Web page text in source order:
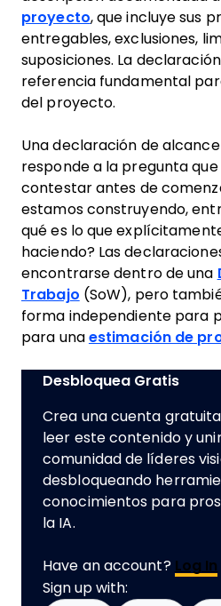
proyecto, que incluye sus
entregables, exclusiones,
suposiciones. La
referencia fundamental
del proyecto.
Una declaración de
responde a la pregunta
contestar antes de
estamos construyendo,
qué es lo que
haciendo? Las
encontrarse dentro de una
Trabajo (SoW), pero
forma independiente para
para una estimación de
Desbloquea Gratis
Crea una cuenta
leer este contenido y
comunidad de líderes
desbloqueando
conocimientos para
la IA.
Have an account? Log In
Sign up with: